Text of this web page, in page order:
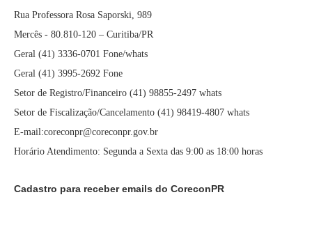
Rua Professora Rosa Saporski, 989
Mercês - 80.810-120 – Curitiba/PR
Geral (41) 3336-0701 Fone/whats
Geral (41) 3995-2692 Fone
Setor de Registro/Financeiro (41) 98855-2497 whats
Setor de Fiscalização/Cancelamento (41) 98419-4807 whats
E-mail:coreconpr@coreconpr.gov.br
Horário Atendimento: Segunda a Sexta das 9:00 as 18:00 horas
Cadastro para receber emails do CoreconPR